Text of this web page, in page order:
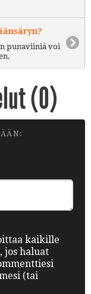
punaviiniä voi
(0)
kaikille
jos haluat
(tai